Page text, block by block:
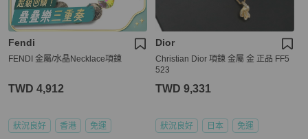
Fendi
FENDI 金屬/水晶Necklace項鍊
TWD 4,912
狀況良好 香港 免運
Dior
Christian Dior 項鍊 金屬 金 正品 FF5
523
TWD 9,331
狀況良好 日本 免運